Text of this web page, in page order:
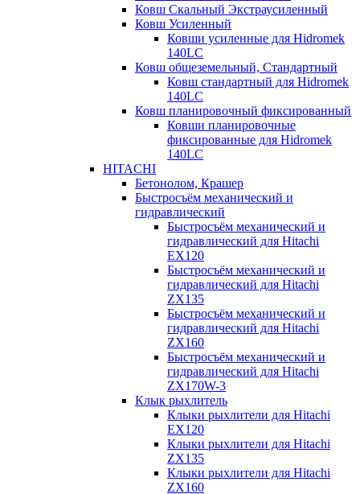
Ковш Скальный Экстраусиленный
Ковш Усиленный
Ковши усиленные для Hidromek
140LC
Ковш общеземельный, Стандартный
Ковш стандартный для Hidromek
140LC
Ковш планировочный фиксированный
Ковши планировочные
фиксированные для Hidromek
140LC
HITACHI
Бетонолом, Крашер
Быстросъём механический и
гидравлический
Быстросъём механический и
гидравлический для Hitachi
EX120
Быстросъём механический и
гидравлический для Hitachi
ZX135
Быстросъём механический и
гидравлический для Hitachi
ZX160
Быстросъём механический и
гидравлический для Hitachi
ZX170W-3
Клык рыхлитель
Клыки рыхлители для Hitachi
EX120
Клыки рыхлители для Hitachi
ZX135
Клыки рыхлители для Hitachi
ZX160